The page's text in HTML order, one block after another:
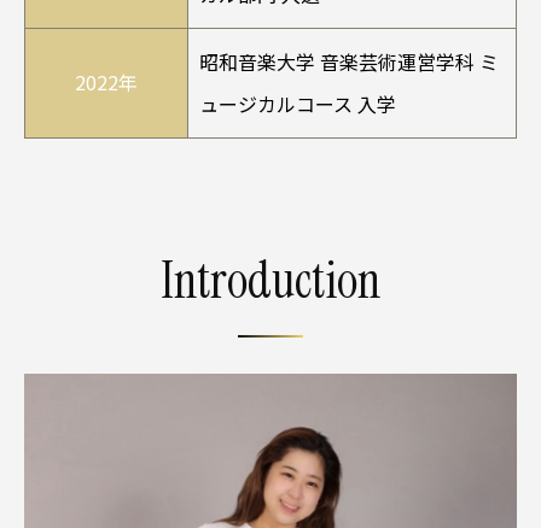
2022年
昭和音楽大学 音楽芸術運営学科 ミ
ュージカルコース 入学
Introduction